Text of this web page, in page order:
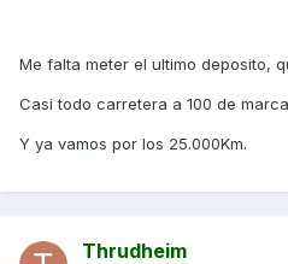
Me falta meter el ultimo deposito,
Casi todo carretera a 100 de
Y ya vamos por los 25.000Km.
Thrudheim